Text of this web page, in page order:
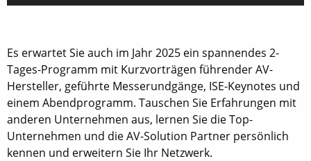
Es erwartet Sie auch im Jahr 2025 ein spannendes 2-
Tages-Programm mit Kurzvorträgen führender AV-
Hersteller, geführte Messerundgänge, ISE-Keynotes und
einem Abendprogramm. Tauschen Sie Erfahrungen mit
anderen Unternehmen aus, lernen Sie die Top-
Unternehmen und die AV-Solution Partner persönlich
kennen und erweitern Sie Ihr Netzwerk.